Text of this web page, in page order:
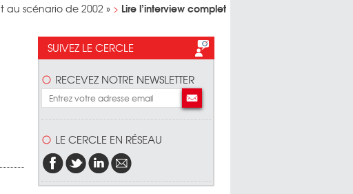
au scénario de 2002 » > Lire l’interview complet
SUIVEZ LE CERCLE
RECEVEZ NOTRE NEWSLETTER
LE CERCLE EN RÉSEAU